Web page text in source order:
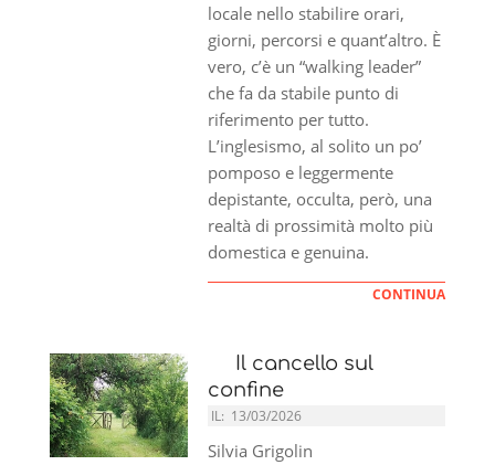
locale nello stabilire orari,
giorni, percorsi e quant’altro. È
vero, c’è un “walking leader”
che fa da stabile punto di
riferimento per tutto.
L’inglesismo, al solito un po’
pomposo e leggermente
depistante, occulta, però, una
realtà di prossimità molto più
domestica e genuina.
CONTINUA
Il cancello sul
confine
IL: 13/03/2026
Silvia Grigolin